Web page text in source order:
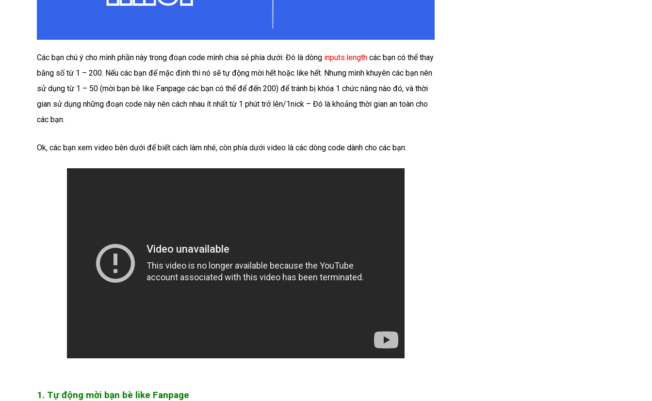
Các bạn chú ý cho mình phần này trong đoạn code mình chia sẻ phía dưới: Đó là dòng inputs.length các bạn có thể thay
bằng số từ 1 – 200. Nếu các bạn để mặc định thì nó sẽ tự động mời hết hoặc like hết. Nhưng mình khuyên các bạn nên
sử dụng từ 1 – 50 (mời bạn bè like Fanpage các bạn có thể để đến 200) để tránh bị khóa 1 chức năng nào đó, và thời
gian sử dụng những đoạn code này nên cách nhau ít nhất từ 1 phút trở lên/1nick – Đó là khoảng thời gian an toàn cho
các bạn.
Ok, các bạn xem video bên dưới để biết cách làm nhé, còn phía dưới video là các dòng code dành cho các bạn:
1. Tự động mời bạn bè like Fanpage